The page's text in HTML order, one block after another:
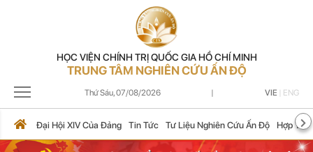
HỌC VIỆN CHÍNH TRỊ QUỐC GIA HỒ CHÍ MINH
TRUNG TÂM NGHIÊN CỨU ẤN ĐỘ
Thứ Sáu,07/08/2026 | VIE ENG
Đại Hội XIV Của Đảng Tin Tức Tư Liệu Nghiên Cứu Ấn Độ Hợp Tác